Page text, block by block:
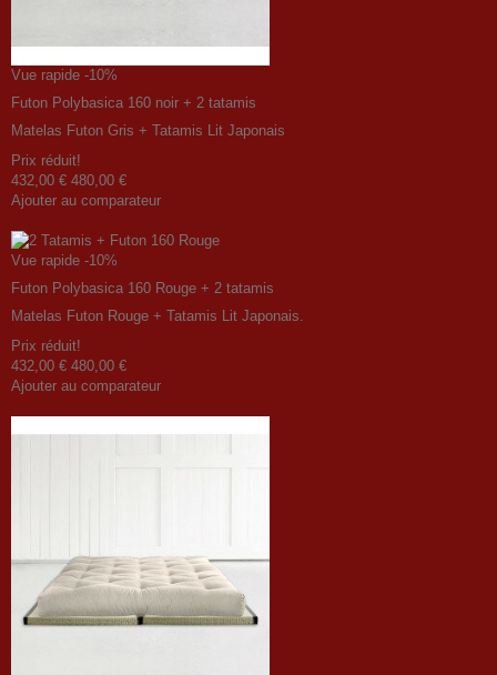
Vue rapide -10%
Futon Polybasica 160 noir + 2 tatamis
Matelas Futon Gris + Tatamis Lit Japonais
Prix ​​réduit!
432,00 € 480,00 €
Ajouter au comparateur
Vue rapide -10%
Futon Polybasica 160 Rouge + 2 tatamis
Matelas Futon Rouge + Tatamis Lit Japonais.
Prix ​​réduit!
432,00 € 480,00 €
Ajouter au comparateur